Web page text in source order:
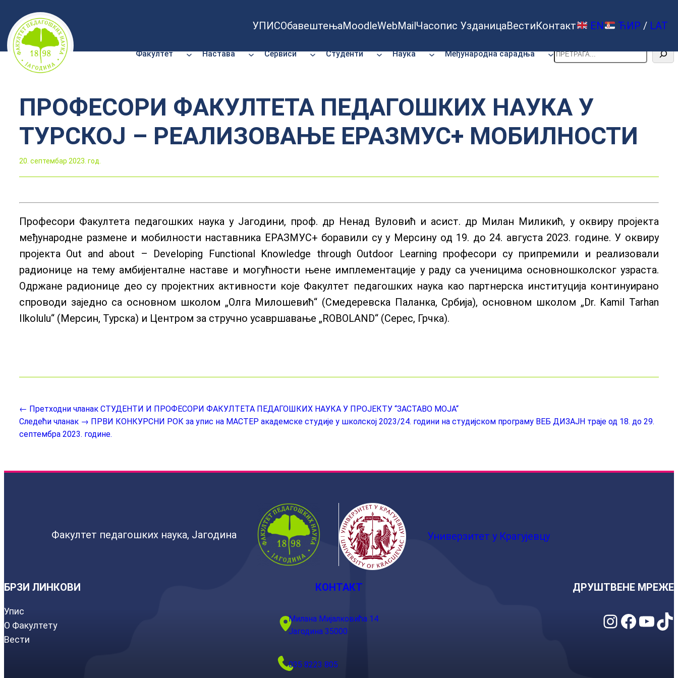
Скочи
на
садржај
УПИСОбавештењаMoodleWebMailЧасопис УзданицаВестиКонтакт EN ЋИР / LAT
Факултет Настава Сервиси Студенти Наука Међународна сарадња Претрага
ПРОФЕСОРИ ФАКУЛТЕТА ПЕДАГОШКИХ НАУКА У
ТУРСКОЈ – РЕАЛИЗОВАЊЕ ЕРАЗМУС+ МОБИЛНОСТИ
20. септембар 2023. год.
Професори Факултета педагошких наука у Јагодини, проф. др Ненад Вуловић и асист. др Милан Миликић, у оквиру пројекта
међународне размене и мобилности наставника ЕРАЗМУС+ боравили су у Мерсину од 19. до 24. августа 2023. године. У оквиру
пројекта Out and about – Developing Functional Knowledge through Outdoor Learning професори су припремили и реализовали
радионице на тему амбијенталне наставе и могућности њене имплементације у раду са ученицима основношколског узраста.
Одржане радионице део су пројектних активности које Факултет педагошких наука као партнерска институција континуирано
спроводи заједно са основном школом „Олга Милошевић“ (Смедеревска Паланка, Србија), основном школом „Dr. Kamil Tarhan
Ilkolulu“ (Мерсин, Турска) и Центром за стручно усавршавање „ROBOLAND“ (Серес, Грчка).
← Претходни чланак СТУДЕНТИ И ПРОФЕСОРИ ФАКУЛТЕТА ПЕДАГОШКИХ НАУКА У ПРОЈЕКТУ “ЗАСТАВО МОЈА“
Следећи чланак → ПРВИ КОНКУРСНИ РОК за упис на МАСТЕР академскe студијe у школској 2023/24. години на студијском програму ВЕБ ДИЗАЈН траје од 18. до 29.
септембра 2023. године.
Факултет педагошких наука, Јагодина Универзитет у Крагујевцу
БРЗИ ЛИНКОВИ
Упис
О Факултету
Вести
КОНТАКТ
Милана Мијалковића 14
Јагодина 35000
035 8223 805
ДРУШТВЕНЕ МРЕЖЕ
Instagram Facebook YouTube TikTok